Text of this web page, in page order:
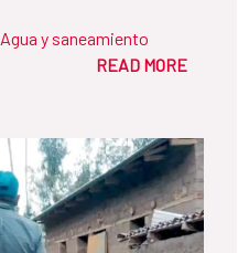
Agua y saneamiento
READ MORE